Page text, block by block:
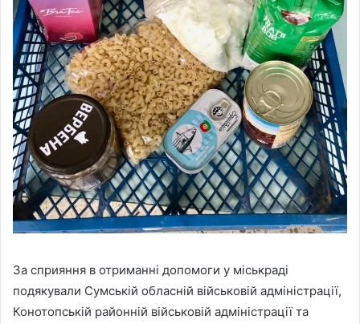
За сприяння в отриманні допомоги у міськраді
подякували Сумській обласній військовій адміністрації,
Конотопській районній військовій адміністрації та